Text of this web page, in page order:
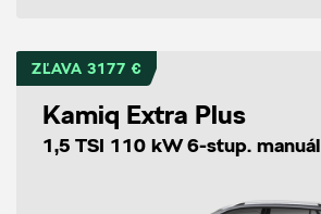
ZĽAVA 3177 €
Kamiq Extra Plus
1,5 TSI 110 kW 6-stup. manuál